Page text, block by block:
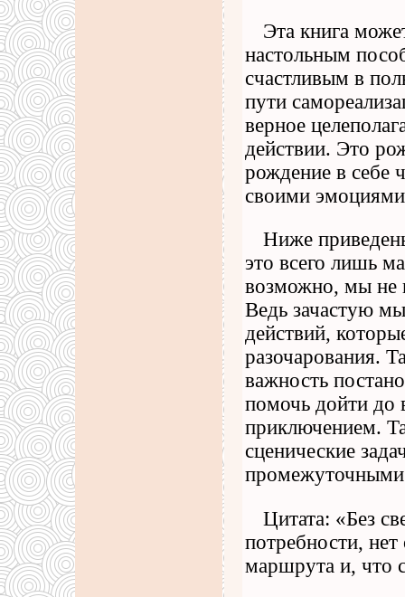
Эта книга
настольным
счастливым в
пути
верное
действии. Это
рождение в себе
своими
Ниже
это всего лишь
возможно, мы не
Ведь зачастую
действий,
разочарования.
важность
помочь дойти до
приключением.
сценические
Цитата: «Без
потребности, нет
маршрута и, что